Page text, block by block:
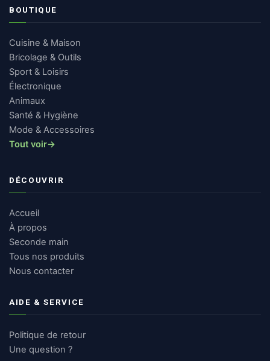
BOUTIQUE
Cuisine & Maison
Bricolage & Outils
Sport & Loisirs
Électronique
Animaux
Santé & Hygiène
Mode & Accessoires
Tout voir→
DÉCOUVRIR
Accueil
À propos
Seconde main
Tous nos produits
Nous contacter
AIDE & SERVICE
Politique de retour
Une question ?